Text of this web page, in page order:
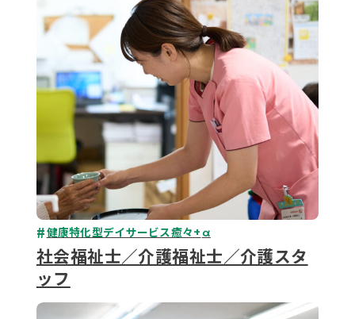
健康特化型デイサービス癒々+α
社会福祉士／介護福祉士／介護スタ
ッフ